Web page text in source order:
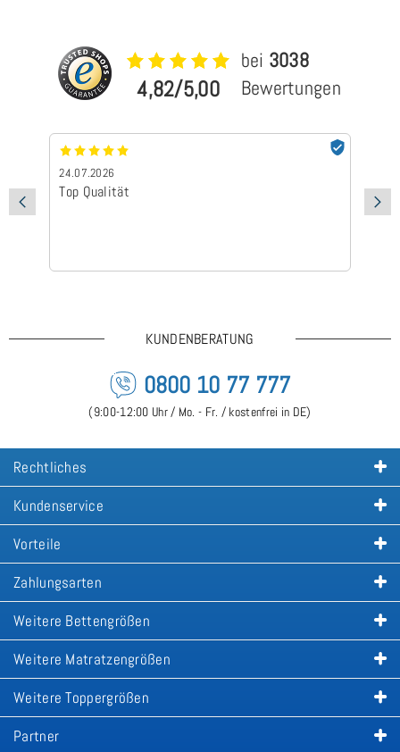
4,82/5,00
bei 3038
Bewertungen
24.07.2026
Top Qualität
KUNDENBERATUNG
0800 10 77 777
(9:00-12:00 Uhr / Mo. - Fr. / kostenfrei in DE)
Rechtliches
Kundenservice
Vorteile
Zahlungsarten
Weitere Bettengrößen
Weitere Matratzengrößen
Weitere Toppergrößen
Partner